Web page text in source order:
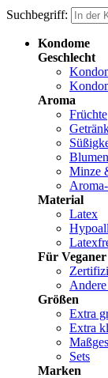
Suchbegriff:
Kondome
Geschlecht
Aroma
Früchte
Blumen
Minze
Material
Latex
Für Veganer
Größen
Extra
Extra
Sets
Marken